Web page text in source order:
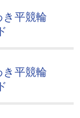
平競輪
平競輪